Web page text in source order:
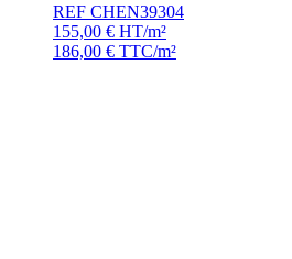
REF CHEN39304
155,00 € HT/m²
186,00 € TTC/m²